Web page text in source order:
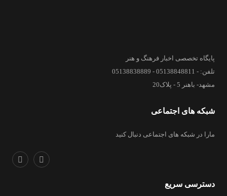
پایگاه تخصصی اخبار فرهنگ و هنر
تلفن: - 05138848811 - 05138838889
مشهد- باهنر 5 - پلاک20
شبکه های اجتماعی
مارا در شبکه های اجتماعی دنبال کنید
دسترسی سریع